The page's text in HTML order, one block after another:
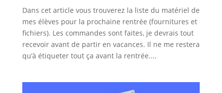
Dans cet article vous trouverez la liste du matériel de
mes élèves pour la prochaine rentrée (fournitures et
fichiers). Les commandes sont faites, je devrais tout
recevoir avant de partir en vacances. Il ne me restera
qu’à étiqueter tout ça avant la rentrée....